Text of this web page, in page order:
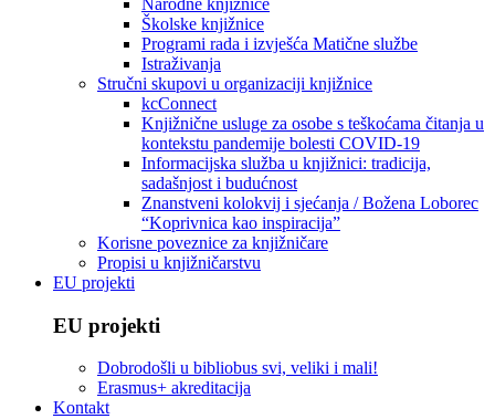
Narodne knjižnice
Školske knjižnice
Programi rada i izvješća Matične službe
Istraživanja
Stručni skupovi u organizaciji knjižnice
kcConnect
Knjižnične usluge za osobe s teškoćama čitanja u
kontekstu pandemije bolesti COVID-19
Informacijska služba u knjižnici: tradicija,
sadašnjost i budućnost
Znanstveni kolokvij i sjećanja / Božena Loborec
“Koprivnica kao inspiracija”
Korisne poveznice za knjižničare
Propisi u knjižničarstvu
EU projekti
EU projekti
Dobrodošli u bibliobus svi, veliki i mali!
Erasmus+ akreditacija
Kontakt